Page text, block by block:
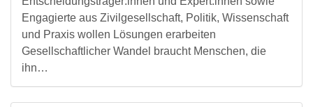
Engagierte aus Zivilgesellschaft, Politik, Wissenschaft
und Praxis wollen Lösungen erarbeiten
Gesellschaftlicher Wandel braucht Menschen, die
ihn…